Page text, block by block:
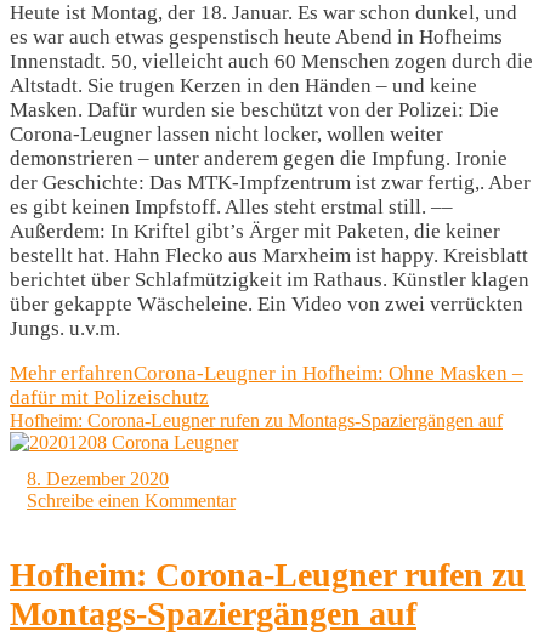
Heute ist Montag, der 18. Januar. Es war schon dunkel, und
es war auch etwas gespenstisch heute Abend in Hofheims
Innenstadt. 50, vielleicht auch 60 Menschen zogen durch die
Altstadt. Sie trugen Kerzen in den Händen – und keine
Masken. Dafür wurden sie beschützt von der Polizei: Die
Corona-Leugner lassen nicht locker, wollen weiter
demonstrieren – unter anderem gegen die Impfung. Ironie
der Geschichte: Das MTK-Impfzentrum ist zwar fertig,. Aber
es gibt keinen Impfstoff. Alles steht erstmal still. ––
Außerdem: In Kriftel gibt’s Ärger mit Paketen, die keiner
bestellt hat. Hahn Flecko aus Marxheim ist happy. Kreisblatt
berichtet über Schlafmützigkeit im Rathaus. Künstler klagen
über gekappte Wäscheleine. Ein Video von zwei verrückten
Jungs. u.v.m.
Mehr erfahrenCorona-Leugner in Hofheim: Ohne Masken –
dafür mit Polizeischutz
Hofheim: Corona-Leugner rufen zu Montags-Spaziergängen auf
8. Dezember 2020
Schreibe einen Kommentar
Hofheim: Corona-Leugner rufen zu
Montags-Spaziergängen auf